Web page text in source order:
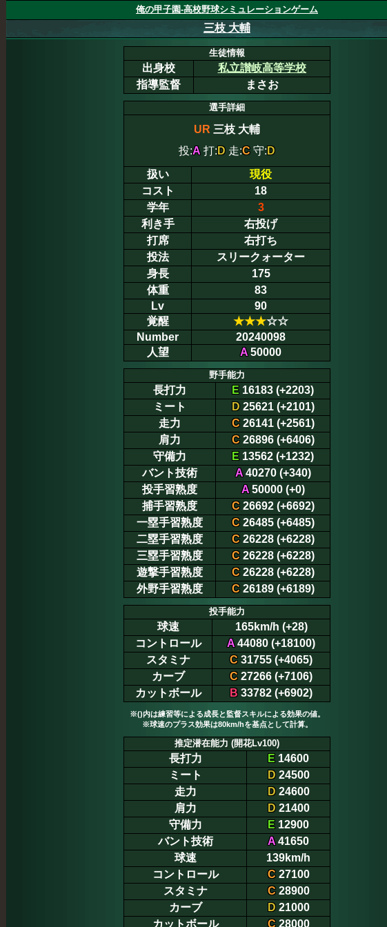
俺の甲子園-高校野球シミュレーションゲーム
三枝 大輔
生徒情報
出身校
私立讃岐高等学校
指導監督
まさお
選手詳細
UR 三枝 大輔
投:A 打: D 走:C 守: D
扱い
現役
コスト
18
学年
3
利き手
右投げ
打席
右打ち
投法
スリークォーター
身長
175
体重
83
Lv
90
覚醒
★★★☆☆
Number
20240098
人望
A50000
野手能力
長打力 E 16183 (+2203)
ミート
D25621 (+2101)
走力
C26141 (+2561)
肩力
C26896 (+6406)
守備力
E 13562 (+1232)
バント技術
A40270 (+340)
投手習熟度
A50000 (+0)
捕手習熟度
C26692 (+6692)
一塁手習熟度
C26485 (+6485)
二塁手習熟度
C26228 (+6228)
三塁手習熟度
C26228 (+6228)
遊撃手習熟度
C26228 (+6228)
外野手習熟度
C26189 (+6189)
投手能力
球速
165km/h (+28)
コントロール
A44080 (+18100)
スタミナ
C 31755 (+4065)
カーブ
C 27266 (+7106)
カットボール
B 33782 (+6902)
※()内は練習等による成長と監督スキルによる効果の値。
※球速のプラス効果は80km/hを基点として計算。
推定潜在能力 (開花Lv100)
長打力 E 14600
ミート
D24500
走力
D24600
肩力
D21400
守備力
E 12900
バント技術
A41650
球速
139km/h
コントロール
C27100
スタミナ
C28900
カーブ
D21000
カットボール
C28000